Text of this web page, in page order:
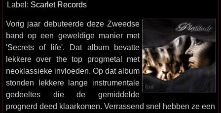
Label: Scarlet Records
Vorig jaar debuteerde deze Zweedse
band op een geweldige manier met
'Secrets of life'. Dat album bevatte
lekkere over the top progmetal met
neoklassieke invloeden. Op dat album
stonden lekkere lange instrumentale
gedeeltes die de gemiddelde
prognerd deed klaarkomen. Verrassend snel hebben ze een